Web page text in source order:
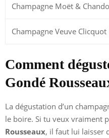
Champagne Moët &
Champagne Veuve Clicquot
Comment
Gondé
La dégustation d’un
le boire. Si tu veux vraiment
Rousseaux, il faut lui laisser